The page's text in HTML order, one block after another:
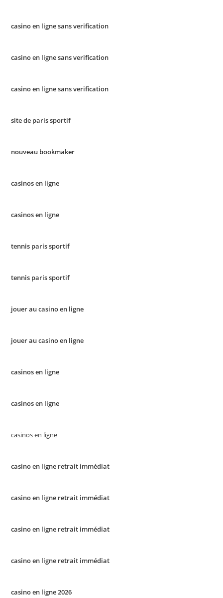
casino en ligne sans verification
casino en ligne sans verification
casino en ligne sans verification
site de paris sportif
nouveau bookmaker
casinos en ligne
casinos en ligne
tennis paris sportif
tennis paris sportif
jouer au casino en ligne
jouer au casino en ligne
casinos en ligne
casinos en ligne
casinos en ligne
casino en ligne retrait immédiat
casino en ligne retrait immédiat
casino en ligne retrait immédiat
casino en ligne retrait immédiat
casino en ligne 2026